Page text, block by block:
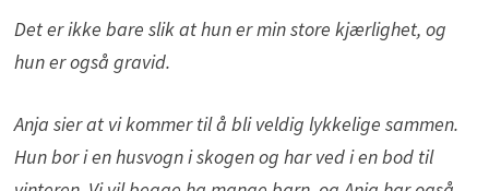
Det er ikke bare slik at hun er min store kjærlighet, og
hun er også gravid.
Anja sier at vi kommer til å bli veldig lykkelige sammen.
Hun bor i en husvogn i skogen og har ved i en bod til